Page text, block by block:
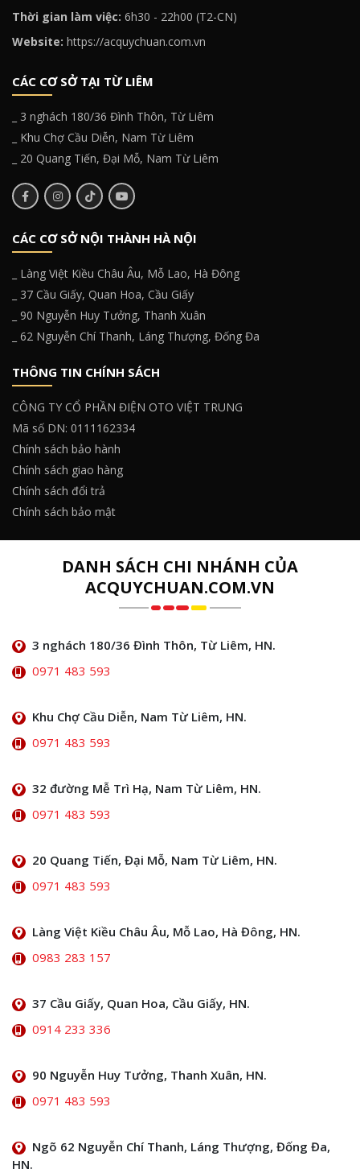
Thời gian làm việc: 6h30 - 22h00 (T2-CN)
Website: https://acquychuan.com.vn
CÁC CƠ SỞ TẠI TỪ LIÊM
_ 3 nghách 180/36 Đình Thôn, Từ Liêm
_ Khu Chợ Cầu Diễn, Nam Từ Liêm
_ 20 Quang Tiến, Đại Mỗ, Nam Từ Liêm
CÁC CƠ SỞ NỘI THÀNH HÀ NỘI
_ Làng Việt Kiều Châu Âu, Mỗ Lao, Hà Đông
_ 37 Cầu Giấy, Quan Hoa, Cầu Giấy
_ 90 Nguyễn Huy Tưởng, Thanh Xuân
_ 62 Nguyễn Chí Thanh, Láng Thượng, Đống Đa
THÔNG TIN CHÍNH SÁCH
CÔNG TY CỔ PHẦN ĐIỆN OTO VIỆT TRUNG
Mã số DN: 0111162334
Chính sách bảo hành
Chính sách giao hàng
Chính sách đổi trả
Chính sách bảo mật
DANH SÁCH CHI NHÁNH CỦA
ACQUYCHUAN.COM.VN
3 nghách 180/36 Đình Thôn, Từ Liêm, HN.
0971 483 593
Khu Chợ Cầu Diễn, Nam Từ Liêm, HN.
0971 483 593
32 đường Mễ Trì Hạ, Nam Từ Liêm, HN.
0971 483 593
20 Quang Tiến, Đại Mỗ, Nam Từ Liêm, HN.
0971 483 593
Làng Việt Kiều Châu Âu, Mỗ Lao, Hà Đông, HN.
0983 283 157
37 Cầu Giấy, Quan Hoa, Cầu Giấy, HN.
0914 233 336
90 Nguyễn Huy Tưởng, Thanh Xuân, HN.
0971 483 593
Ngõ 62 Nguyễn Chí Thanh, Láng Thượng, Đống Đa,
HN.